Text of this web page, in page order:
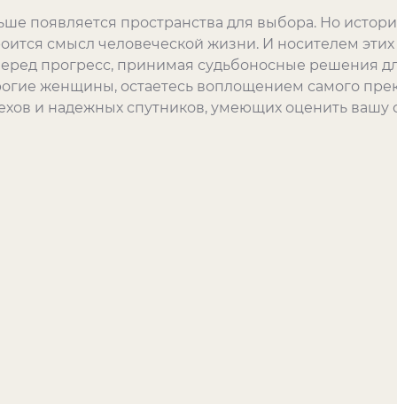
появляется пространства для выбора. Но
смысл человеческой жизни. И носителем
прогресс, принимая судьбоносные решения
женщины, остаетесь воплощением самого
и надежных спутников, умеющих оценить вашу